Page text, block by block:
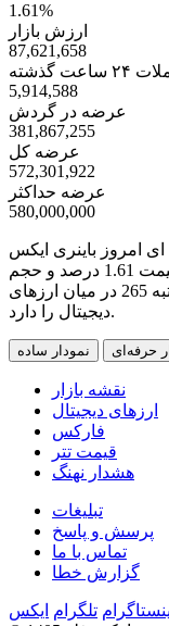
1.61%
ارزش بازار
87,621,658
گذشته
5,914,588
عرضه در گردش
381,867,255
عرضه کل
572,301,922
عرضه حداکثر
580,000,000
1.61 درصد و حجم
265 در میان ارزهای
دیجیتال را دارد.
نمودار ساده حرفه‌ای
نقشه بازار
ارزهای دیجیتال
فارکس
قیمت تتر
هشدار نهنگ
تبلیغات
پرسش و پاسخ
تماس با ما
گزارش خطا
اینستاگرام تلگرام ایکس